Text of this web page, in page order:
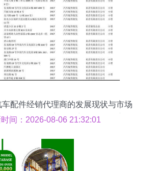
配件经销代理商的发展现状与市场
2018版738家批发商名录的观察
间：2026-08-06 21:32:01